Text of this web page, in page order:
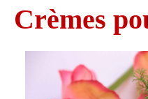
Crèmes